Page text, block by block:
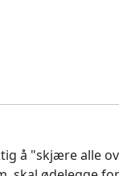
å "skjære alle